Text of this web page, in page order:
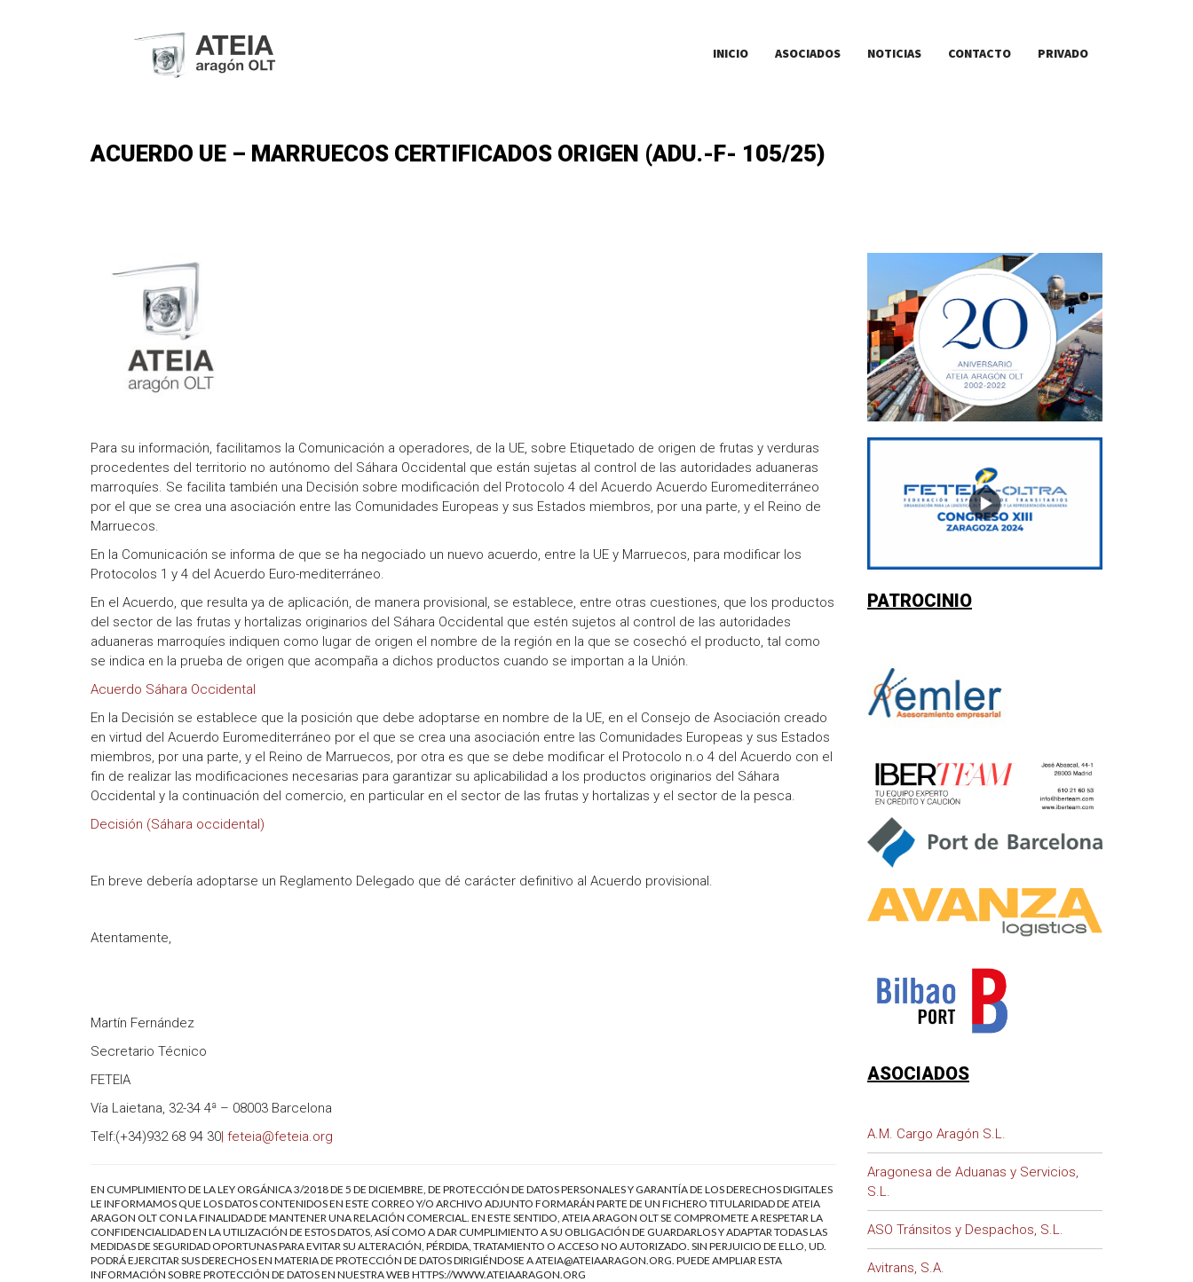
INICIO ASOCIADOS NOTICIAS CONTACTO PRIVADO
ACUERDO UE – MARRUECOS CERTIFICADOS ORIGEN (ADU.-F- 105/25)
Para su información, facilitamos la Comunicación a operadores, de la UE, sobre Etiquetado de origen de frutas y verduras
procedentes del territorio no autónomo del Sáhara Occidental que están sujetas al control de las autoridades aduaneras
marroquíes. Se facilita también una Decisión sobre modificación del Protocolo 4 del Acuerdo Acuerdo Euromediterráneo
por el que se crea una asociación entre las Comunidades Europeas y sus Estados miembros, por una parte, y el Reino de
Marruecos.
En la Comunicación se informa de que se ha negociado un nuevo acuerdo, entre la UE y Marruecos, para modificar los
Protocolos 1 y 4 del Acuerdo Euro-mediterráneo.
En el Acuerdo, que resulta ya de aplicación, de manera provisional, se establece, entre otras cuestiones, que los productos
del sector de las frutas y hortalizas originarios del Sáhara Occidental que estén sujetos al control de las autoridades
aduaneras marroquíes indiquen como lugar de origen el nombre de la región en la que se cosechó el producto, tal como
se indica en la prueba de origen que acompaña a dichos productos cuando se importan a la Unión.
Acuerdo Sáhara Occidental
En la Decisión se establece que la posición que debe adoptarse en nombre de la UE, en el Consejo de Asociación creado
en virtud del Acuerdo Euromediterráneo por el que se crea una asociación entre las Comunidades Europeas y sus Estados
miembros, por una parte, y el Reino de Marruecos, por otra es que se debe modificar el Protocolo n.o 4 del Acuerdo con el
fin de realizar las modificaciones necesarias para garantizar su aplicabilidad a los productos originarios del Sáhara
Occidental y la continuación del comercio, en particular en el sector de las frutas y hortalizas y el sector de la pesca.
Decisión (Sáhara occidental)
En breve debería adoptarse un Reglamento Delegado que dé carácter definitivo al Acuerdo provisional.
Atentamente,
Martín Fernández
Secretario Técnico
FETEIA
Vía Laietana, 32-34 4ª – 08003 Barcelona
Telf:(+34)932 68 94 30| feteia@feteia.org
EN CUMPLIMIENTO DE LA LEY ORGÁNICA 3/2018 DE 5 DE DICIEMBRE, DE PROTECCIÓN DE DATOS PERSONALES Y GARANTÍA DE LOS DERECHOS DIGITALES
LE INFORMAMOS QUE LOS DATOS CONTENIDOS EN ESTE CORREO Y/O ARCHIVO ADJUNTO FORMARÁN PARTE DE UN FICHERO TITULARIDAD DE ATEIA
ARAGON OLT CON LA FINALIDAD DE MANTENER UNA RELACIÓN COMERCIAL. EN ESTE SENTIDO, ATEIA ARAGON OLT SE COMPROMETE A RESPETAR LA
CONFIDENCIALIDAD EN LA UTILIZACIÓN DE ESTOS DATOS, ASÍ COMO A DAR CUMPLIMIENTO A SU OBLIGACIÓN DE GUARDARLOS Y ADAPTAR TODAS LAS
MEDIDAS DE SEGURIDAD OPORTUNAS PARA EVITAR SU ALTERACIÓN, PÉRDIDA, TRATAMIENTO O ACCESO NO AUTORIZADO. SIN PERJUICIO DE ELLO, UD.
PODRÁ EJERCITAR SUS DERECHOS EN MATERIA DE PROTECCIÓN DE DATOS DIRIGIÉNDOSE AATEIA@ATEIAARAGON.ORG. PUEDE AMPLIAR ESTA
INFORMACIÓN SOBRE PROTECCIÓN DE DATOS EN NUESTRA WEB HTTPS://WWW.ATEIAARAGON.ORG
PATROCINIO
ASOCIADOS
A.M. Cargo Aragón S.L.
Aragonesa de Aduanas y Servicios,
S.L.
ASO Tránsitos y Despachos, S.L.
Avitrans, S.A.